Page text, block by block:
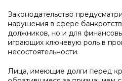
Законодательство
нарушения в сфере
должников, но и для
играющих ключевую роль в
несостоятельности.
Лица, имеющие долги перед